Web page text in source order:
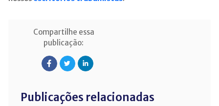
Compartilhe essa
publicação:
Publicações relacionadas